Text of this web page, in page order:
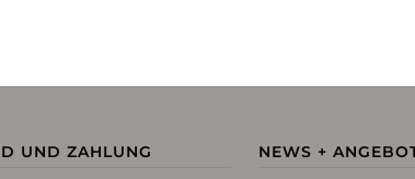
UND ZAHLUNG NEWS +